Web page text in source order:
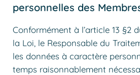
personnelles des
Conformément à l’article 13 §2
la Loi, le Responsable du
les données à caractère
temps raisonnablement